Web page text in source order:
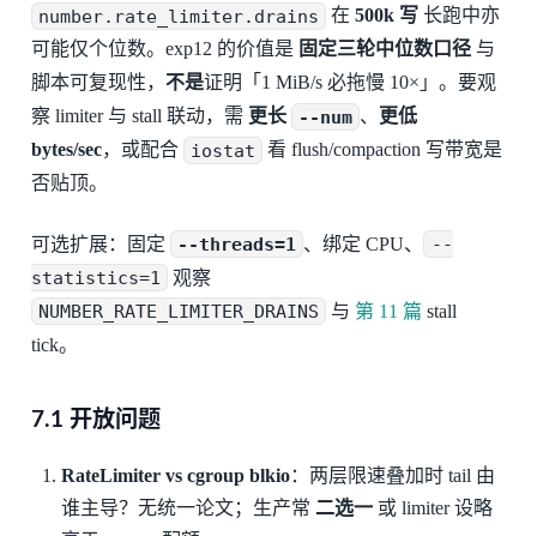
number.rate_limiter.drains 在500k 写 长跑中亦
可能仅个位数。exp12 的价值是 固定三轮中位数口径与
脚本可复现性， 不是证明「1 MiB/s 必拖慢 10×」。要观
察 limiter 与 stall 联动，需 更长 --num 、
更低
bytes/sec，或配合 iostat
看 flush/compaction 写带宽是
否贴顶。
可选扩展：固定 --threads=1 、绑定 CPU、
--
statistics=1
观察
NUMBER_RATE_LIMITER_DRAINS 与 第 11 篇 stall
tick。
7.1 开放问题
RateLimiter vs cgroup blkio：两层限速叠加时 tail 由
谁主导？无统一论文；生产常 二选一 或 limiter 设略